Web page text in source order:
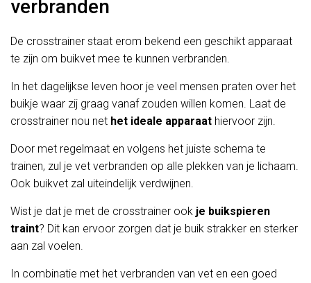
verbranden
De crosstrainer staat erom bekend een geschikt apparaat
te zijn om buikvet mee te kunnen verbranden.
In het dagelijkse leven hoor je veel mensen praten over het
buikje waar zij graag vanaf zouden willen komen. Laat de
crosstrainer nou net het ideale apparaat hiervoor zijn.
Door met regelmaat en volgens het juiste schema te
trainen, zul je vet verbranden op alle plekken van je lichaam.
Ook buikvet zal uiteindelijk verdwijnen.
Wist je dat je met de crosstrainer ook je buikspieren
traint? Dit kan ervoor zorgen dat je buik strakker en sterker
aan zal voelen.
In combinatie met het verbranden van vet en een goed